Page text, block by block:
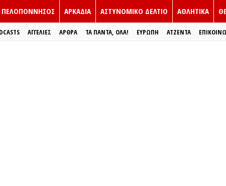
ΠΕΛΟΠΟΝΝΗΣΟΣ ΑΡΚΑΔΙΑ ΑΣΤΥΝΟΜΙΚΟ ΔΕΛΤΙΟ ΑΘΛΗΤΙΚΑ
ΑΓΓΕΛΙΕΣ ΑΡΘΡΑ ΤΑ ΠΑΝΤΑ, ΟΛΑ! ΕΥΡΏΠΗ ΑΤΖΕΝΤΑ